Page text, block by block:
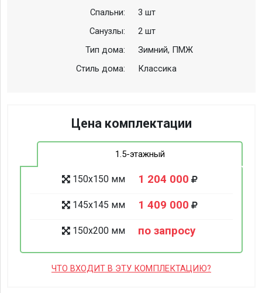
Спальни:
3 шт
Санузлы:
2 шт
Тип дома:
Зимний, ПМЖ
Стиль дома:
Классика
Цена комплектации
1.5-этажный
150х150 мм 1 204 000
145х145 мм 1 409 000
150х200 мм по запросу
ЧТО ВХОДИТ В ЭТУ КОМПЛЕКТАЦИЮ?